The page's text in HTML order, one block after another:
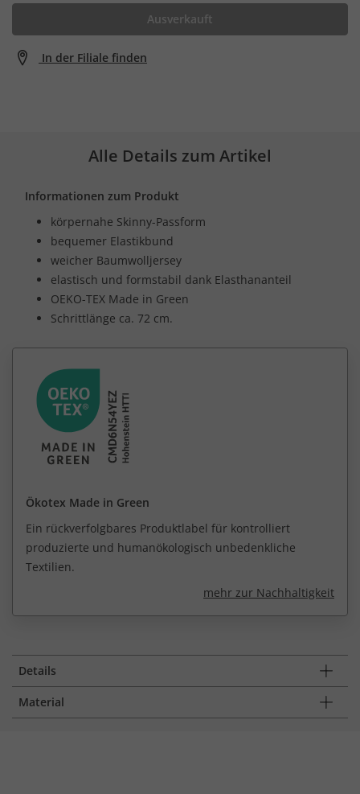
Ausverkauft
In der Filiale finden
Alle Details zum Artikel
Informationen zum Produkt
körpernahe Skinny-Passform
bequemer Elastikbund
weicher Baumwolljersey
elastisch und formstabil dank Elasthananteil
OEKO-TEX Made in Green
Schrittlänge ca. 72 cm.
Ökotex Made in Green
Ein rückverfolgbares Produktlabel für kontrolliert
produzierte und humanökologisch unbedenkliche
Textilien.
mehr zur Nachhaltigkeit
Details
Material